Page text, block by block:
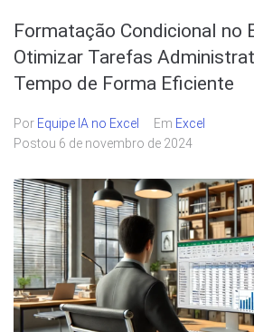
Formatação Condicional no
Otimizar Tarefas
Tempo de Forma Eficiente
Por Equipe IA no Excel Em Excel
Postou 6 de novembro de 2024